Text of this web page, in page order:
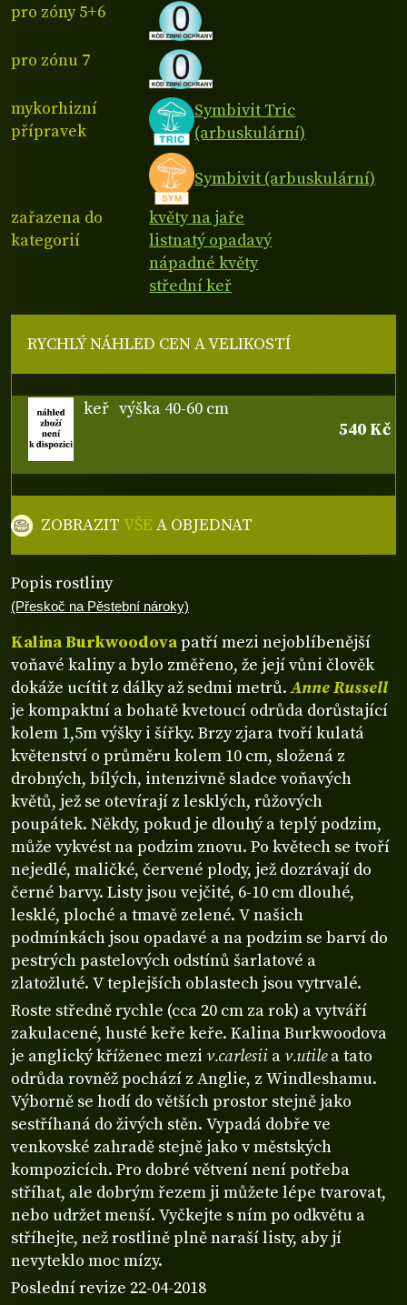
pro zóny 5+6
pro zónu 7
mykorhizní
přípravek
Symbivit Tric
(arbuskulární)
Symbivit (arbuskulární)
zařazena do
kategorií
květy na jaře
listnatý opadavý
nápadné květy
střední keř
Popis rostliny
(Přeskoč na Pěstební nároky)
Kalina Burkwoodovapatří mezi nejoblíbenější
voňavé kaliny a bylo změřeno, že její vůni člověk
dokáže ucítit z dálky až sedmi metrů.Anne Russell
je kompaktní a bohatě kvetoucí odrůda dorůstající
kolem 1,5m výšky i šířky. Brzy zjara tvoří kulatá
květenství o průměru kolem 10 cm, složená z
drobných, bílých, intenzivně sladce voňavých
květů, jež se otevírají z lesklých, růžových
poupátek. Někdy, pokud je dlouhý a teplý podzim,
může vykvést na podzim znovu. Po květech se tvoří
nejedlé, maličké, červené plody, jež dozrávají do
černé barvy. Listy jsou vejčité, 6-10 cm dlouhé,
lesklé, ploché a tmavě zelené. V našich
podmínkách jsou opadavé a na podzim se barví do
pestrých pastelových odstínů šarlatové a
zlatožluté. V teplejších oblastech jsou vytrvalé.
Roste středně rychle (cca 20 cm za rok) a vytváří
zakulacené, husté keře keře. Kalina Burkwoodova
je anglický kříženec mezi v.carlesii av.utilea tato
odrůda rovněž pochází z Anglie, z Windleshamu.
Výborně se hodí do větších prostor stejně jako
sestříhaná do živých stěn. Vypadá dobře ve
venkovské zahradě stejně jako v městských
kompozicích. Pro dobré větvení není potřeba
stříhat, ale dobrým řezem ji můžete lépe tvarovat,
nebo udržet menší. Vyčkejte s ním po odkvětu a
stříhejte, než rostlině plně naraší listy, aby jí
nevyteklo moc mízy.
Poslední revize 22-04-2018
RYCHLÝ NÁHLED CEN A VELIKOSTÍ
keř výška 40-60 cm
540 Kč
ZOBRAZITVŠE A OBJEDNAT